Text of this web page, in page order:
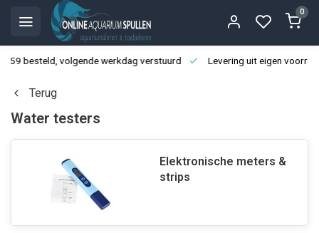
0
besteld, volgende werkdag verstuurd Levering uit eigen
Terug
Water testers
Elektronische meters &
strips